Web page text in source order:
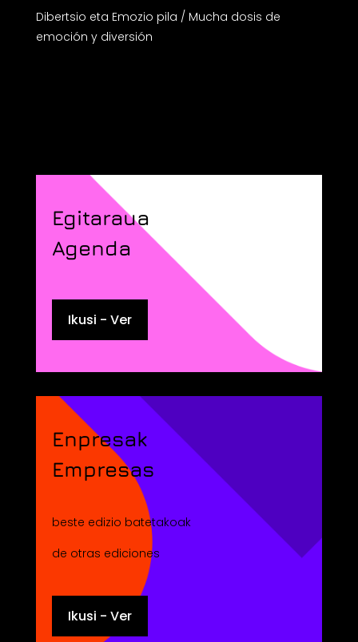
Dibertsio eta Emozio pila / Mucha dosis de
emoción y diversión
Egitaraua
Agenda
Ikusi - Ver
Enpresak
Empresas
beste edizio batetakoak
de otras ediciones
Ikusi - Ver